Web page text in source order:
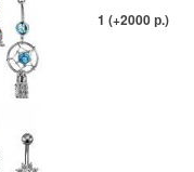
1 (+2000 р.)